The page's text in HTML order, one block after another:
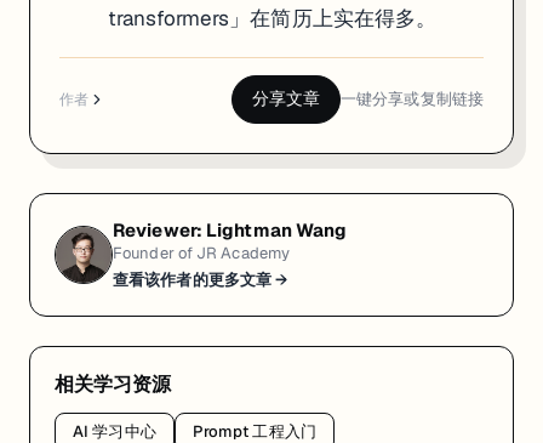
transformers」在简历上实在得多。
作者 分享文章 一键分享或复制链接
Reviewer: Lightman Wang
Founder of JR Academy
查看该作者的更多文章 →
相关学习资源
AI 学习中心 Prompt 工程入门